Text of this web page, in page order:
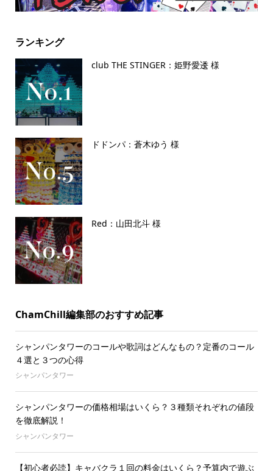
ランキング
club THE STINGER：姫野愛逶 様
ドドンパ：蒼木ゆう 様
Red：山田北斗 様
ChamChill編集部のおすすめ記事
シャンパンタワーのコールや歌詞はどんなもの？定番のコール
４選と３つの心得
シャンパンタワー
シャンパンタワーの価格相場はいくら？３種類それぞれの値段
を徹底解説！
シャンパンタワー
【初心者必読】キャバクラ１回の料金はいくら？予算内で遊ぶ